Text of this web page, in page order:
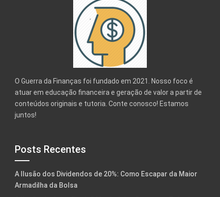
O Guerra da Finanças foi fundado em 2021. Nosso foco é
atuar em educação financeira e geração de valor a partir de
conteúdos originais e tutoria. Conte conosco! Estamos
juntos!
Posts Recentes
A Ilusão dos Dividendos de 20%: Como Escapar da Maior
Armadilha da Bolsa